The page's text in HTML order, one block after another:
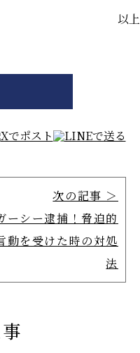
以上
次の記事 ＞
ーシー逮捕！脅迫的
動を受けた時の対処
法